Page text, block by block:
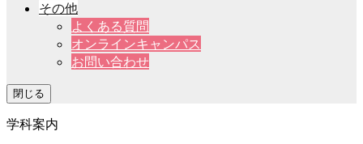
その他
よくある質問
オンラインキャンパス
お問い合わせ
閉じる
学科案内